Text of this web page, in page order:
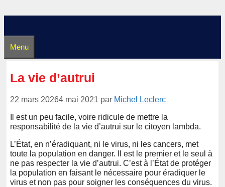
Menu
La vie d’autrui
22 mars 20264 mai 2021 par Michel Leclerc
Il est un peu facile, voire ridicule de mettre la
responsabilité de la vie d’autrui sur le citoyen lambda.
L’État, en n’éradiquant, ni le virus, ni les cancers, met
toute la population en danger. Il est le premier et le seul à
ne pas respecter la vie d’autrui. C’est à l’État de protéger
la population en faisant le nécessaire pour éradiquer le
virus et non pas pour soigner les conséquences du virus.